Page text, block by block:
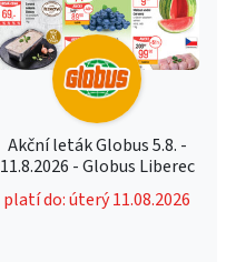
Akční leták Globus 5.8. -
11.8.2026 - Globus Liberec
platí do: úterý 11.08.2026